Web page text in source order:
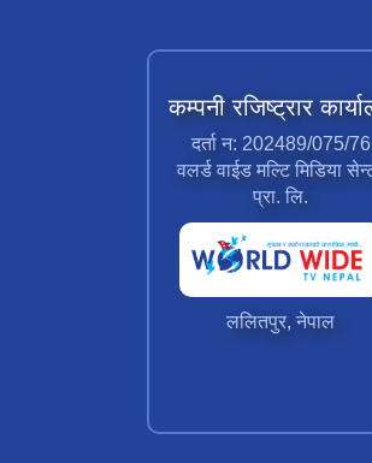
कम्पनी रजिष्ट्रार
दर्ता न: 202489/075/76
वलर्ड वाईड मल्टि मिडिया
प्रा. लि.
ललितपुर, नेपाल